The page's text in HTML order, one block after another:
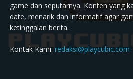
game dan seputarnya. Konten yang
date, menarik dan informatif agar
ketinggalan berita.
Kontak Kami:redaksi@playcubic.com